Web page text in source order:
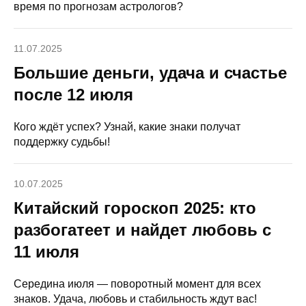
время по прогнозам астрологов?
11.07.2025
Большие деньги, удача и счастье
после 12 июля
Кого ждёт успех? Узнай, какие знаки получат
поддержку судьбы!
10.07.2025
Китайский гороскоп 2025: кто
разбогатеет и найдет любовь с
11 июля
Середина июля — поворотный момент для всех
знаков. Удача, любовь и стабильность ждут вас!